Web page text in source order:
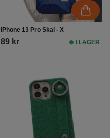
iPhone 13 Pro Skal - X
89 kr I LAGER